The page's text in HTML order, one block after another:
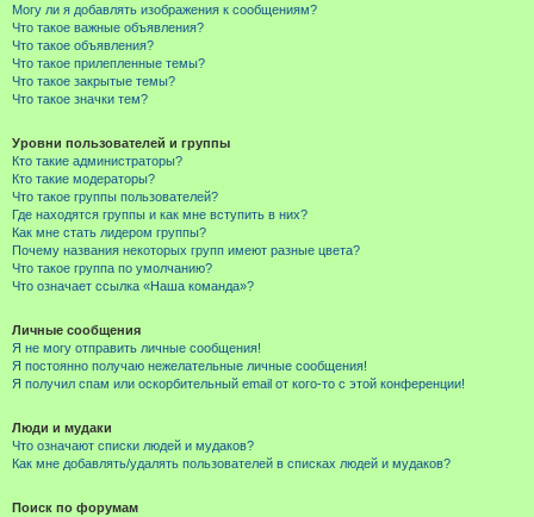
Могу ли я добавлять изображения к сообщениям?
Что такое важные объявления?
Что такое объявления?
Что такое прилепленные темы?
Что такое закрытые темы?
Что такое значки тем?
Уровни пользователей и группы
Кто такие администраторы?
Кто такие модераторы?
Что такое группы пользователей?
Где находятся группы и как мне вступить в них?
Как мне стать лидером группы?
Почему названия некоторых групп имеют разные цвета?
Что такое группа по умолчанию?
Что означает ссылка «Наша команда»?
Личные сообщения
Я не могу отправить личные сообщения!
Я постоянно получаю нежелательные личные сообщения!
Я получил спам или оскорбительный email от кого-то с этой конференции!
Люди и мудаки
Что означают списки людей и мудаков?
Как мне добавлять/удалять пользователей в списках людей и мудаков?
Поиск по форумам